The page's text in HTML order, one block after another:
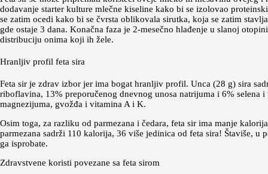
dodavanje starter kulture mlečne kiseline kako bi se izolovao
se zatim ocedi kako bi se čvrsta oblikovala sirutka, koja se zatim
gde ostaje 3 dana. Konačna faza je 2-mesečno hlađenje u slanoj
distribuciju onima koji ih žele.
Hranljiv profil feta sira
Feta sir je zdrav izbor jer ima bogat hranljiv profil. Unca (28 g) sira
riboflavina, 13% preporučenog dnevnog unosa natrijuma i 6%
magnezijuma, gvožđa i vitamina A i K.
Osim toga, za razliku od parmezana i čedara, feta sir ima manje
parmezana sadrži 110 kalorija, 36 više jedinica od feta sira! Štaviše,
ga isprobate.
Zdravstvene koristi povezane sa feta sirom